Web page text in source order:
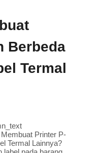
Berbeda
Termal
Printer P-
Termal Lainnya?